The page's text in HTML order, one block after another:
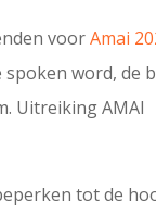
voorAmai
word, de
Uitreiking AMAI
tot de